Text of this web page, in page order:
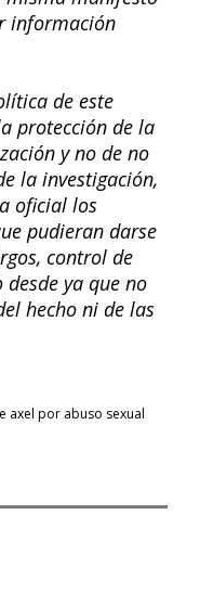
información
de este
protección de la
y no de no
la investigación,
oficial los
pudieran darse
control de
ya que no
hecho ni de las
axel por abuso sexual